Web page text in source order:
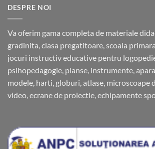
DESPRE NOI
Va oferim gama completa de materiale
gradinita, clasa pregatitoare, scoala
jocuri instructiv educative pentru
psihopedagogie, planse, instrumente,
modele, harti, globuri, atlase, microscoape
video, ecrane de proiectie, echipamente